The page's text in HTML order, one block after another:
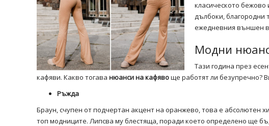
класическото
дълбоки, благородни
ежедневния външен
Модни
Тази година през
кафяви. Какво тогава нюанси на кафявоще работят ли безупречно?
Ръжда
Браун, счупен от подчертан акцент на оранжево, това е абсолютен
топ модниците. Липсва му блестяща, поради което определено ще